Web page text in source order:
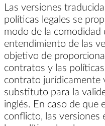
Las versiones
políticas legales se
modo de la
entendimiento de las
objetivo de
contratos y las
contrato jurídicamente
substituto para la
inglés. En caso de que
conflicto, las versiones